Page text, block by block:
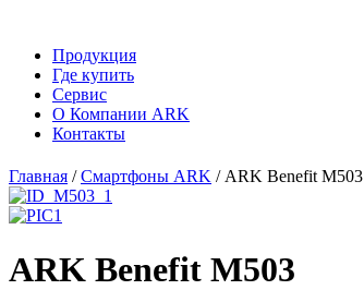
Продукция
Где купить
Сервис
О Компании ARK
Контакты
Главная /Смартфоны ARK / ARK Benefit M503
ARK Benefit M503